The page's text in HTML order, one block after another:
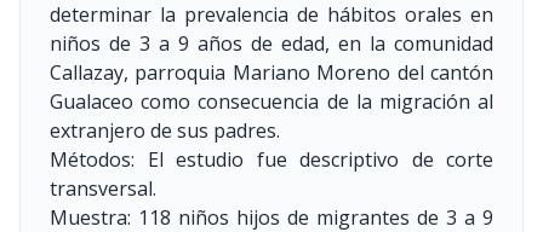
determinar la prevalencia de hábitos orales en
niños de 3 a 9 años de edad, en la comunidad
Callazay, parroquia Mariano Moreno del cantón
Gualaceo como consecuencia de la migración al
extranjero de sus padres.
Métodos: El estudio fue descriptivo de corte
transversal.
Muestra: 118 niños hijos de migrantes de 3 a 9